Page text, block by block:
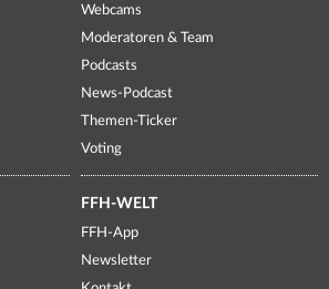
Webcams
Moderatoren & Team
Podcasts
News-Podcast
Themen-Ticker
Voting
FFH-WELT
FFH-App
Newsletter